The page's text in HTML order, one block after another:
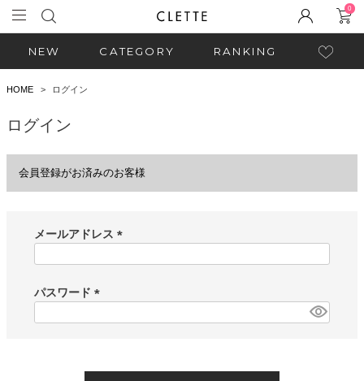
0
NEW CATEGORY RANKING
HOME ログイン
ログイン
会員登録がお済みのお客様
メールアドレス
)
パスワード